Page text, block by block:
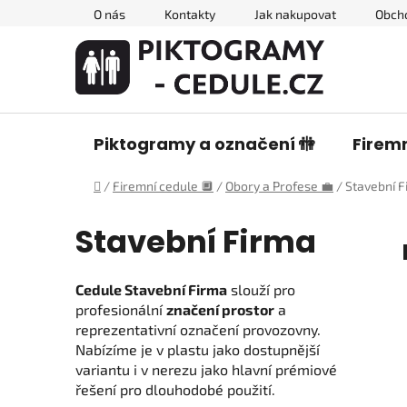
O nás Kontakty Jak nakupovat
Piktogramy a označení 🚻
Domů
/ Firemní cedule 🔲 / Obory a Profese 💼 /Stavební
Stavební Firma
Cedule Stavební Firma slouží pro
profesionálníznačení prostor a
reprezentativní označení provozovny.
Nabízíme je v plastu jako dostupnější
variantu i v nerezu jako hlavní prémiové
řešení pro dlouhodobé použití.